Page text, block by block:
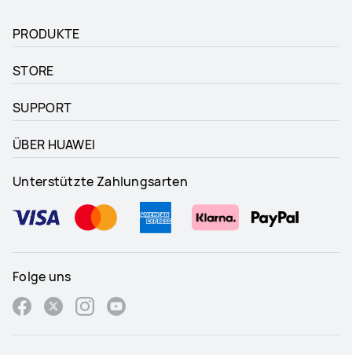
PRODUKTE
STORE
SUPPORT
ÜBER HUAWEI
Unterstützte Zahlungsarten
Folge uns